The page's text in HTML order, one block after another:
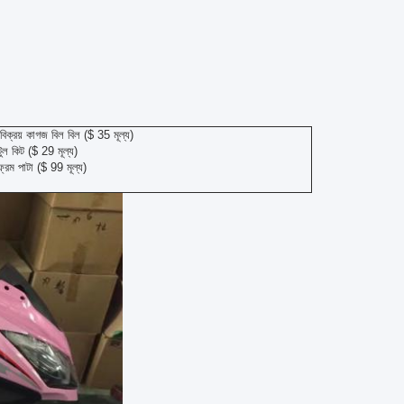
কাগজ বিল বিল ($ 35 মূল্য)
টুল কিট ($ 29 মূল্য)
পাটা ($ 99 মূল্য)